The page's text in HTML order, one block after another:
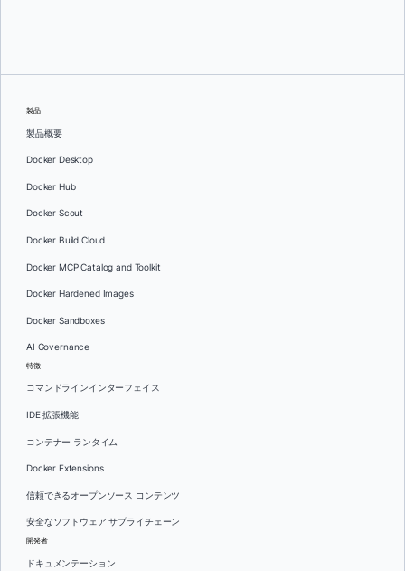
製品
製品概要
Docker Desktop
Docker Hub
Docker Scout
Docker Build Cloud
Docker MCP Catalog and Toolkit
Docker Hardened Images
Docker Sandboxes
AI Governance
特徴
コマンドラインインターフェイス
IDE 拡張機能
コンテナー ランタイム
Docker Extensions
信頼できるオープンソース コンテンツ
安全なソフトウェア サプライチェーン
開発者
ドキュメンテーション